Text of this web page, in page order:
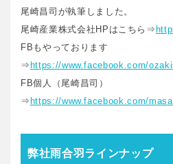
尾崎昌司が執筆しました。
尾崎産業株式会社HPはこちら⇒
FBもやっております
⇒ https://www.facebook.com/
FB個人（尾崎昌司）
⇒ https://www.facebook.com/
弊社雨合羽ラインナップ